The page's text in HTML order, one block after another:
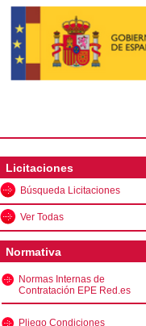
Licitaciones
Búsqueda Licitaciones
Ver Todas
Normativa
Normas Internas de
Contratación EPE Red.es
Pliego Condiciones